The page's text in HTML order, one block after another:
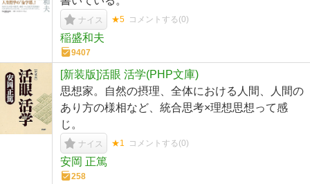
ナイス ★5 コメントする(0)
稲盛和夫
9407
[新装版]活眼 活学(PHP文庫)
思想家。自然の摂理、全体における人間、人間の
あり方の様相など、統合思考×理想思想って感
じ。
ナイス ★1 コメントする(0)
安岡 正篤
258